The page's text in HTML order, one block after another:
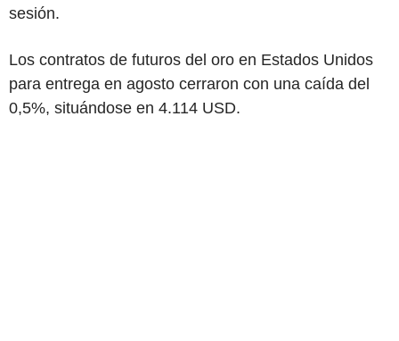
sesión.
Los contratos de futuros del oro en Estados Unidos
para entrega en agosto cerraron con una caída del
0,5%, situándose en 4.114 USD.